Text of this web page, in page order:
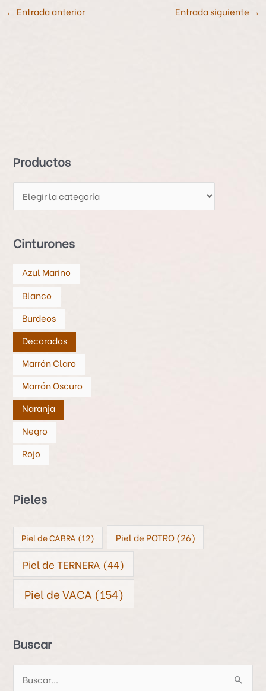
← Entrada anterior Entrada siguiente →
Productos
u
c
s
Cinturones
Azul Marino
Blanco
Burdeos
Decorados
Marrón Claro
Marrón Oscuro
Naranja
Negro
Rojo
Pieles
Piel de CABRA (12) Piel de POTRO(26)
Piel de TERNERA (44)
Piel de VACA (154)
Buscar